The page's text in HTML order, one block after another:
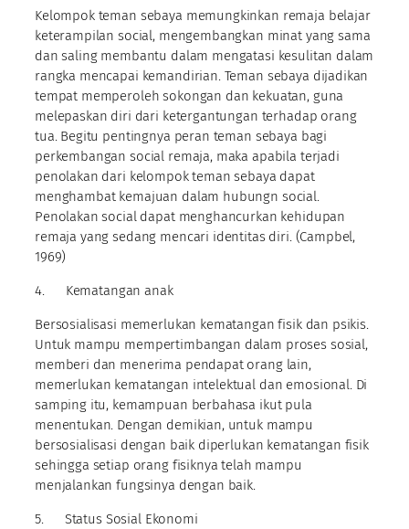
Kelompok teman sebaya memungkinkan remaja belajar
keterampilan social, mengembangkan minat yang sama
dan saling membantu dalam mengatasi kesulitan dalam
rangka mencapai kemandirian. Teman sebaya dijadikan
tempat memperoleh sokongan dan kekuatan, guna
melepaskan diri dari ketergantungan terhadap orang
tua. Begitu pentingnya peran teman sebaya bagi
perkembangan social remaja, maka apabila terjadi
penolakan dari kelompok teman sebaya dapat
menghambat kemajuan dalam hubungn social.
Penolakan social dapat menghancurkan kehidupan
remaja yang sedang mencari identitas diri. (Campbel,
1969)
4. Kematangan anak
Bersosialisasi memerlukan kematangan fisik dan psikis.
Untuk mampu mempertimbangan dalam proses sosial,
memberi dan menerima pendapat orang lain,
memerlukan kematangan intelektual dan emosional. Di
samping itu, kemampuan berbahasa ikut pula
menentukan. Dengan demikian, untuk mampu
bersosialisasi dengan baik diperlukan kematangan fisik
sehingga setiap orang fisiknya telah mampu
menjalankan fungsinya dengan baik.
5. Status Sosial Ekonomi